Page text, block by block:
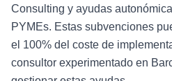
Consulting y ayudas
PYMEs. Estas subvenciones
el 100% del coste de
consultor experimentado en